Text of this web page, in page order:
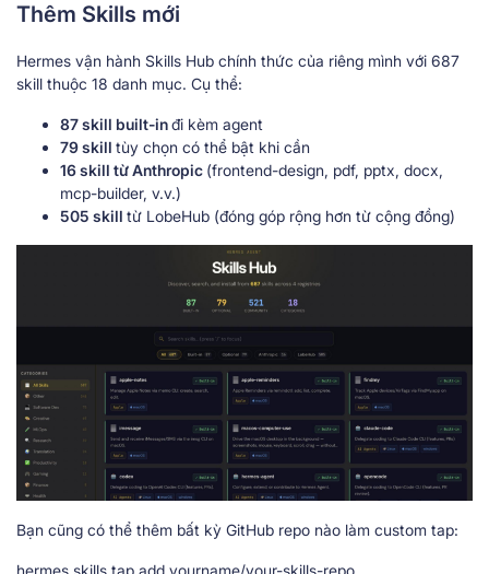
Thêm Skills mới
Hermes vận hành Skills Hub chính thức của riêng mình với 687
skill thuộc 18 danh mục. Cụ thể:
87 skill built-inđi kèm agent
79 skill tùy chọn có thể bật khi cần
16 skill từ Anthropic (frontend-design, pdf, pptx, docx,
mcp-builder, v.v.)
505 skill từ LobeHub (đóng góp rộng hơn từ cộng đồng)
Bạn cũng có thể thêm bất kỳ GitHub repo nào làm custom tap:
hermes skills tap add yourname/your-skills-repo